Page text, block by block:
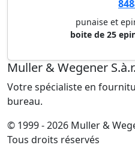
Muller & Wegener
Votre spécialiste en
bureau.
© 1999 - 2026 Muller &
Tous droits réservés
Informations
Qui sommes-nous ?